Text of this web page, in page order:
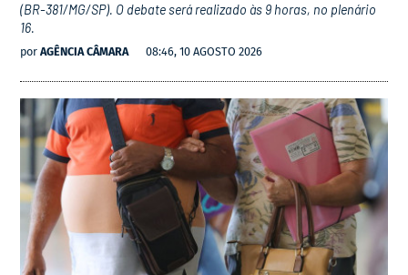
(BR-381/MG/SP). O debate será realizado às 9 horas, no plenário
16.
por AGÊNCIA CÂMARA 08:46, 10 AGOSTO 2026